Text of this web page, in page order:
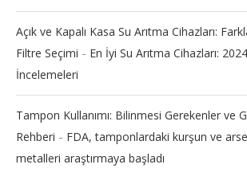
Açık ve Kapalı Kasa Su Arıtma Cihazları:
Filtre Seçimi - En İyi Su Arıtma Cihazları:
İncelemeleri
Tampon Kullanımı: Bilinmesi Gerekenler ve
Rehberi - FDA, tamponlardaki kurşun ve
metalleri araştırmaya başladı